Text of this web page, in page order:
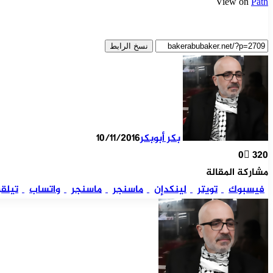
نسخ الرابط
بكر أبوبكر10/11/2016
0 320
مشاركة المقالة
فيسبوك
تويتر لينكدإن ماسنجر ماسنجر واتساب